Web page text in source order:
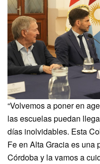
“Volvemos a poner en
las escuelas puedan
días inolvidables. Esta
Fe en Alta Gracia es una
Córdoba y la vamos a